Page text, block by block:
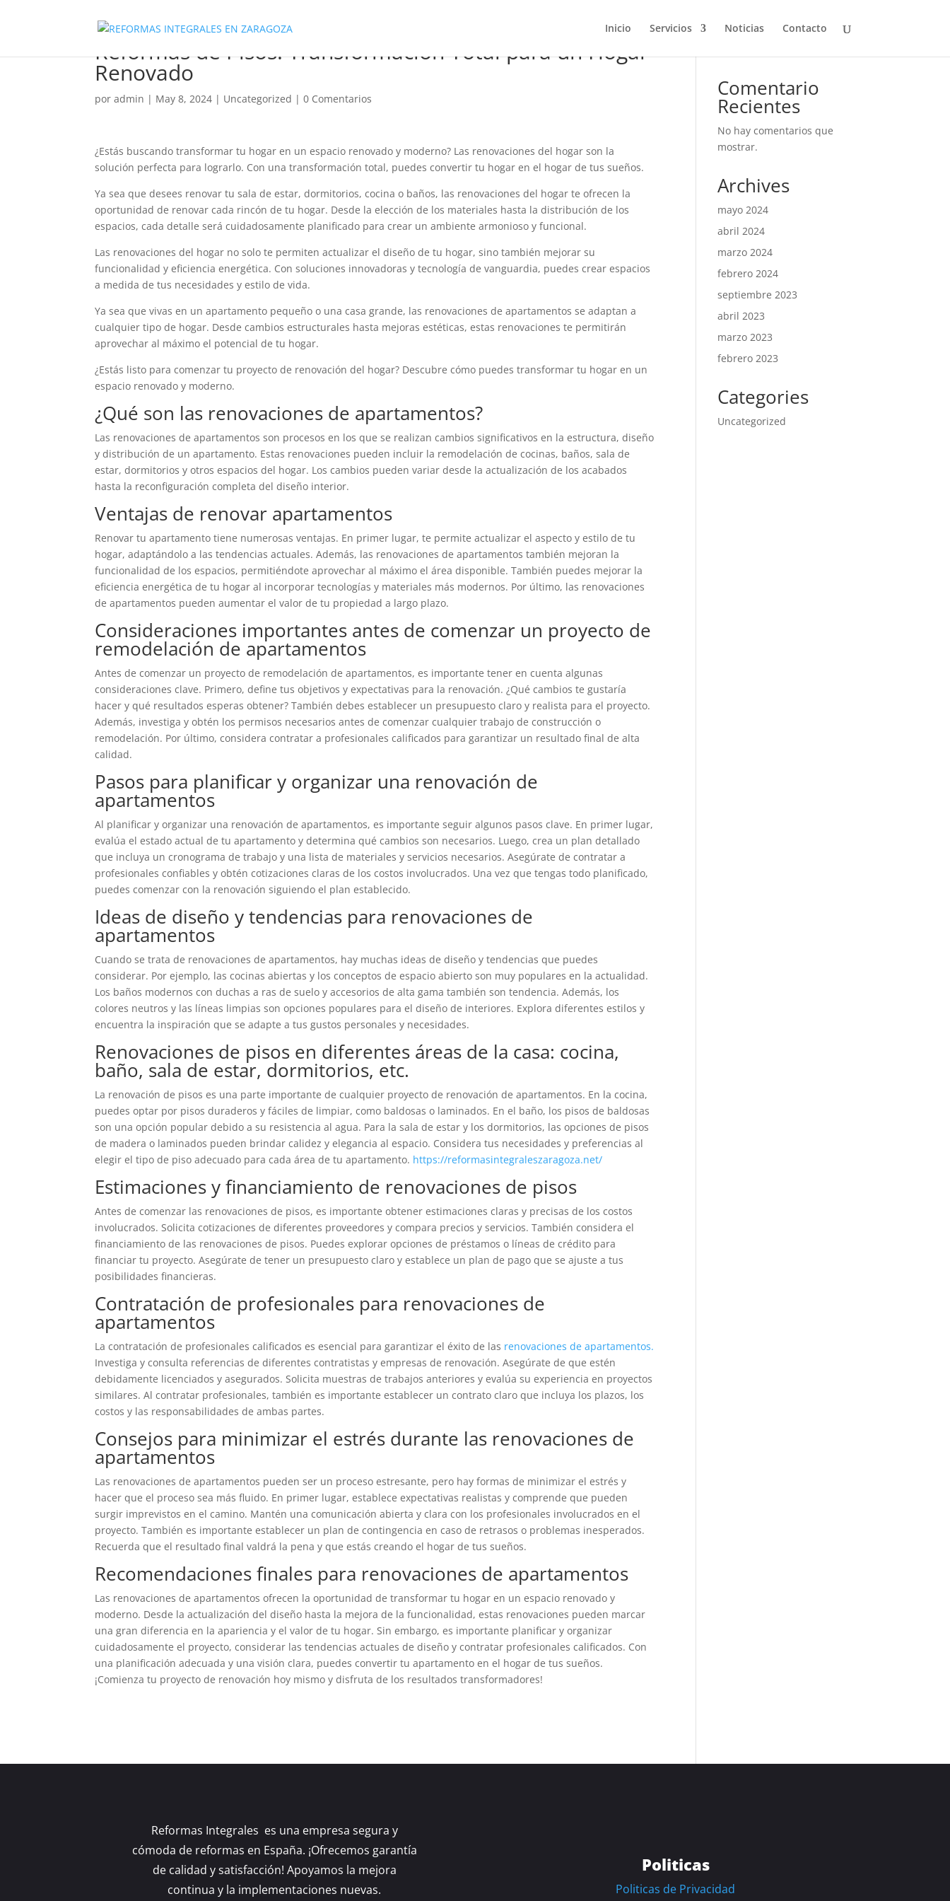
Inicio Servicios Noticias Contacto
Reformas de Pisos: Transformación Total para un Hogar
Renovado
poradmin | May 8, 2024 | Uncategorized |0 Comentarios
¿Estás buscando transformar tu hogar en un espacio renovado y moderno? Las renovaciones del hogar son la
solución perfecta para lograrlo. Con una transformación total, puedes convertir tu hogar en el hogar de tus sueños.
Ya sea que desees renovar tu sala de estar, dormitorios, cocina o baños, las renovaciones del hogar te ofrecen la
oportunidad de renovar cada rincón de tu hogar. Desde la elección de los materiales hasta la distribución de los
espacios, cada detalle será cuidadosamente planificado para crear un ambiente armonioso y funcional.
Las renovaciones del hogar no solo te permiten actualizar el diseño de tu hogar, sino también mejorar su
funcionalidad y eficiencia energética. Con soluciones innovadoras y tecnología de vanguardia, puedes crear espacios
a medida de tus necesidades y estilo de vida.
Ya sea que vivas en un apartamento pequeño o una casa grande, las renovaciones de apartamentos se adaptan a
cualquier tipo de hogar. Desde cambios estructurales hasta mejoras estéticas, estas renovaciones te permitirán
aprovechar al máximo el potencial de tu hogar.
¿Estás listo para comenzar tu proyecto de renovación del hogar? Descubre cómo puedes transformar tu hogar en un
espacio renovado y moderno.
¿Qué son las renovaciones de apartamentos?
Las renovaciones de apartamentos son procesos en los que se realizan cambios significativos en la estructura, diseño
y distribución de un apartamento. Estas renovaciones pueden incluir la remodelación de cocinas, baños, sala de
estar, dormitorios y otros espacios del hogar. Los cambios pueden variar desde la actualización de los acabados
hasta la reconfiguración completa del diseño interior.
Ventajas de renovar apartamentos
Renovar tu apartamento tiene numerosas ventajas. En primer lugar, te permite actualizar el aspecto y estilo de tu
hogar, adaptándolo a las tendencias actuales. Además, las renovaciones de apartamentos también mejoran la
funcionalidad de los espacios, permitiéndote aprovechar al máximo el área disponible. También puedes mejorar la
eficiencia energética de tu hogar al incorporar tecnologías y materiales más modernos. Por último, las renovaciones
de apartamentos pueden aumentar el valor de tu propiedad a largo plazo.
Consideraciones importantes antes de comenzar un proyecto de
remodelación de apartamentos
Antes de comenzar un proyecto de remodelación de apartamentos, es importante tener en cuenta algunas
consideraciones clave. Primero, define tus objetivos y expectativas para la renovación. ¿Qué cambios te gustaría
hacer y qué resultados esperas obtener? También debes establecer un presupuesto claro y realista para el proyecto.
Además, investiga y obtén los permisos necesarios antes de comenzar cualquier trabajo de construcción o
remodelación. Por último, considera contratar a profesionales calificados para garantizar un resultado final de alta
calidad.
Pasos para planificar y organizar una renovación de
apartamentos
Al planificar y organizar una renovación de apartamentos, es importante seguir algunos pasos clave. En primer lugar,
evalúa el estado actual de tu apartamento y determina qué cambios son necesarios. Luego, crea un plan detallado
que incluya un cronograma de trabajo y una lista de materiales y servicios necesarios. Asegúrate de contratar a
profesionales confiables y obtén cotizaciones claras de los costos involucrados. Una vez que tengas todo planificado,
puedes comenzar con la renovación siguiendo el plan establecido.
Ideas de diseño y tendencias para renovaciones de
apartamentos
Cuando se trata de renovaciones de apartamentos, hay muchas ideas de diseño y tendencias que puedes
considerar. Por ejemplo, las cocinas abiertas y los conceptos de espacio abierto son muy populares en la actualidad.
Los baños modernos con duchas a ras de suelo y accesorios de alta gama también son tendencia. Además, los
colores neutros y las líneas limpias son opciones populares para el diseño de interiores. Explora diferentes estilos y
encuentra la inspiración que se adapte a tus gustos personales y necesidades.
Renovaciones de pisos en diferentes áreas de la casa: cocina,
baño, sala de estar, dormitorios, etc.
La renovación de pisos es una parte importante de cualquier proyecto de renovación de apartamentos. En la cocina,
puedes optar por pisos duraderos y fáciles de limpiar, como baldosas o laminados. En el baño, los pisos de baldosas
son una opción popular debido a su resistencia al agua. Para la sala de estar y los dormitorios, las opciones de pisos
de madera o laminados pueden brindar calidez y elegancia al espacio. Considera tus necesidades y preferencias al
elegir el tipo de piso adecuado para cada área de tu apartamento. https://reformasintegraleszaragoza.net/
Estimaciones y financiamiento de renovaciones de pisos
Antes de comenzar las renovaciones de pisos, es importante obtener estimaciones claras y precisas de los costos
involucrados. Solicita cotizaciones de diferentes proveedores y compara precios y servicios. También considera el
financiamiento de las renovaciones de pisos. Puedes explorar opciones de préstamos o líneas de crédito para
financiar tu proyecto. Asegúrate de tener un presupuesto claro y establece un plan de pago que se ajuste a tus
posibilidades financieras.
Contratación de profesionales para renovaciones de
apartamentos
La contratación de profesionales calificados es esencial para garantizar el éxito de las renovaciones de apartamentos.
Investiga y consulta referencias de diferentes contratistas y empresas de renovación. Asegúrate de que estén
debidamente licenciados y asegurados. Solicita muestras de trabajos anteriores y evalúa su experiencia en proyectos
similares. Al contratar profesionales, también es importante establecer un contrato claro que incluya los plazos, los
costos y las responsabilidades de ambas partes.
Consejos para minimizar el estrés durante las renovaciones de
apartamentos
Las renovaciones de apartamentos pueden ser un proceso estresante, pero hay formas de minimizar el estrés y
hacer que el proceso sea más fluido. En primer lugar, establece expectativas realistas y comprende que pueden
surgir imprevistos en el camino. Mantén una comunicación abierta y clara con los profesionales involucrados en el
proyecto. También es importante establecer un plan de contingencia en caso de retrasos o problemas inesperados.
Recuerda que el resultado final valdrá la pena y que estás creando el hogar de tus sueños.
Recomendaciones finales para renovaciones de apartamentos
Las renovaciones de apartamentos ofrecen la oportunidad de transformar tu hogar en un espacio renovado y
moderno. Desde la actualización del diseño hasta la mejora de la funcionalidad, estas renovaciones pueden marcar
una gran diferencia en la apariencia y el valor de tu hogar. Sin embargo, es importante planificar y organizar
cuidadosamente el proyecto, considerar las tendencias actuales de diseño y contratar profesionales calificados. Con
una planificación adecuada y una visión clara, puedes convertir tu apartamento en el hogar de tus sueños.
¡Comienza tu proyecto de renovación hoy mismo y disfruta de los resultados transformadores!
Comentario
Recientes
No hay comentarios que
mostrar.
Archives
mayo 2024
abril 2024
marzo 2024
febrero 2024
septiembre 2023
abril 2023
marzo 2023
febrero 2023
Categories
Uncategorized
Reformas Integrales es una empresa segura y
cómoda de reformas en España. ¡Ofrecemos garantía
de calidad y satisfacción! Apoyamos la mejora
continua y la implementaciones nuevas.
Politicas
Politicas de Privacidad